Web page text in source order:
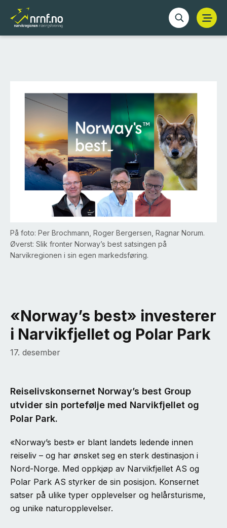
På foto: Per Brochmann, Roger Bergersen, Ragnar Norum.
Øverst: Slik fronter Norway’s best satsingen på
Narvikregionen i sin egen markedsføring.
«Norway’s best» investerer
i Narvikfjellet og Polar Park
17. desember
Reiselivskonsernet Norway’s best Group
utvider sin portefølje med Narvikfjellet og
Polar Park.
«Norway’s best» er blant landets ledende innen
reiseliv – og har ønsket seg en sterk destinasjon i
Nord-Norge. Med oppkjøp av Narvikfjellet AS og
Polar Park AS styrker de sin posisjon. Konsernet
satser på ulike typer opplevelser og helårsturisme,
og unike naturopplevelser.